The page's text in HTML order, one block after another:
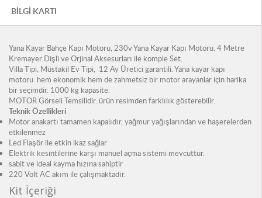
BILGI KARTI
Yana Kayar Bahçe Kapı Motoru, 230v Yana Kayar Kapı Motoru. 4 Metre
Kremayer Dişli ve Orjinal Aksesurları ile komple Set.
Villa Tipi, Müstakil Ev Tipi, 12 Ay Üretici garantili. Yana kayar kapı
motoru hem ekonomik hem de zahmetsiz bir motor arayanlar için harika
bir seçimdir. 1000 kg kapasite.
MOTOR Görseli Temsilidir. ürün resimden farklılık gösterebilir.
Teknik Özellikleri
Motor anakartı tamamen kapalıdır, yağmur yağışlarından ve haşerelerden
etkilenmez
Led Flaşör ile etkin ikaz sağlar
Elektrik kesintilerine karşı manuel açma sistemi mevcuttur.
sabit ve ideal kayma hızına sahiptir
220 Volt AC akım ile çalışmaktadır.
Kit İçeriği